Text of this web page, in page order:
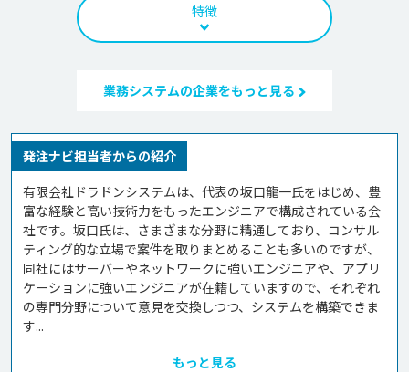
特徴
業務システムの企業をもっと見る
発注ナビ担当者からの紹介
有限会社ドラドンシステムは、代表の坂口龍一氏をはじめ、豊
富な経験と高い技術力をもったエンジニアで構成されている会
社です。坂口氏は、さまざまな分野に精通しており、コンサル
ティング的な立場で案件を取りまとめることも多いのですが、
同社にはサーバーやネットワークに強いエンジニアや、アプリ
ケーションに強いエンジニアが在籍していますので、それぞれ
の専門分野について意見を交換しつつ、システムを構築できま
す...
もっと見る